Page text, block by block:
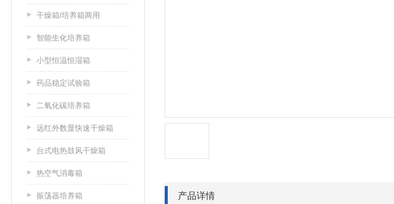
干燥箱/培养箱两用
智能生化培养箱
小型恒温恒湿箱
药品稳定试验箱
二氧化碳培养箱
远红外数显快速干燥箱
台式电热鼓风干燥箱
热空气消毒箱
振荡器培养箱 产品详情